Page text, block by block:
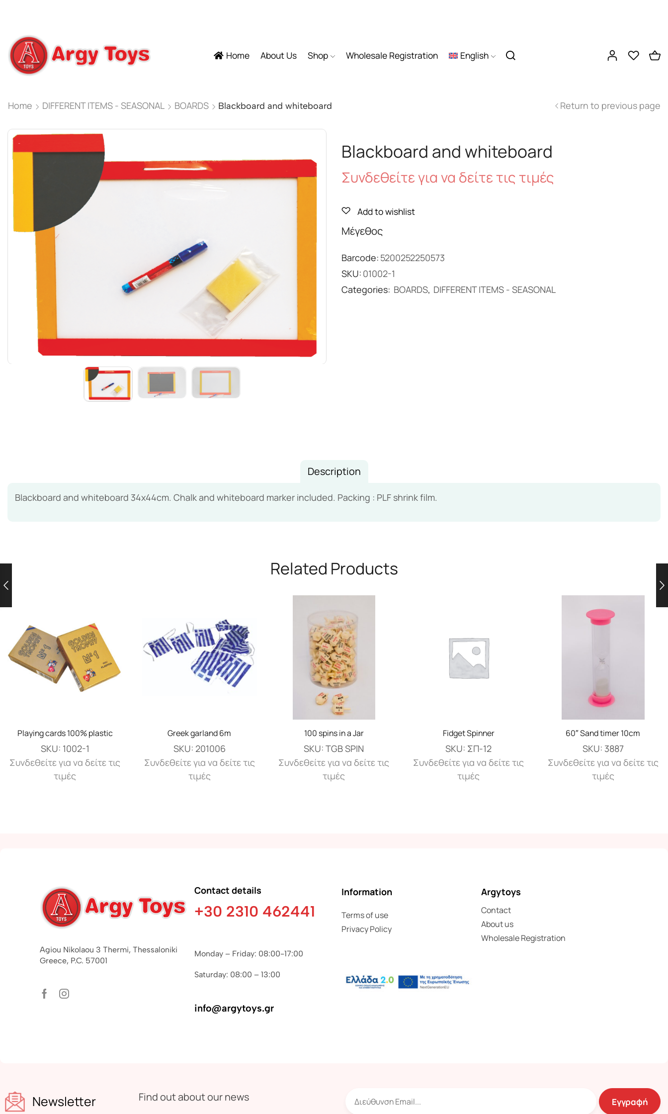
Home About Us Shop Wholesale Registration English
Home DIFFERENT ITEMS - SEASONAL BOARDS Blackboard and whiteboard Return to previous page
Blackboard and whiteboard
Συνδεθείτε για να δείτε τις τιμές
Add to wishlist
Μέγεθος
Barcode: 5200252250573
SKU: 01002-1
Categories: BOARDS, DIFFERENT ITEMS - SEASONAL
Description
Blackboard and whiteboard 34x44cm. Chalk and whiteboard marker included. Packing : PLF shrink film.
Related Products
Playing cards 100% plastic
SKU: 1002-1
Συνδεθείτε για να δείτε τις
τιμές
Greek garland 6m
SKU: 201006
Συνδεθείτε για να δείτε τις
τιμές
100 spins in a Jar
SKU:TGB SPIN
Συνδεθείτε για να δείτε τις
τιμές
Fidget Spinner
SKU: ΣΠ-12
Συνδεθείτε για να δείτε τις
τιμές
60″ Sand timer 10cm
SKU: 3887
Συνδεθείτε για να δείτε τις
τιμές
Agiou Nikolaou 3 Thermi, Thessaloniki
Greece, P.C. 57001
Contact details
+30 2310 462441
Monday – Friday: 08:00-17:00
Saturday: 08:00 – 13:00
info@argytoys.gr
Information
Terms of use
Privacy Policy
Argytoys
Contact
About us
Wholesale Registration
Newsletter Find out about our news